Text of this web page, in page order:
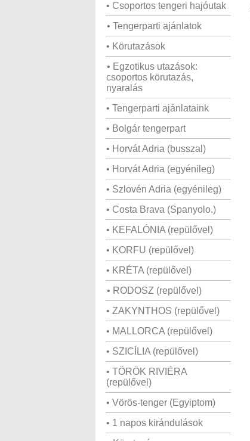
• Csoportos tengeri hajóutak
• Tengerparti ajánlatok
• Körutazások
• Egzotikus utazások:
csoportos körutazás,
nyaralás
• Tengerparti ajánlataink
• Bolgár tengerpart
• Horvát Adria (busszal)
• Horvát Adria (egyénileg)
• Szlovén Adria (egyénileg)
• Costa Brava (Spanyolo.)
• KEFALÓNIA (repülővel)
• KORFU (repülővel)
• KRÉTA (repülővel)
• RODOSZ (repülővel)
• ZAKYNTHOS (repülővel)
• MALLORCA (repülővel)
• SZICÍLIA (repülővel)
• TÖRÖK RIVIÉRA
(repülővel)
• Vörös-tenger (Egyiptom)
• 1 napos kirándulások